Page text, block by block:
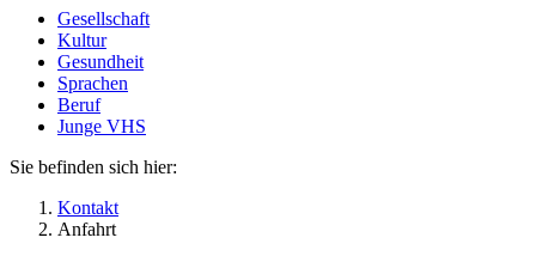
Gesellschaft
Kultur
Gesundheit
Sprachen
Beruf
Junge VHS
Sie befinden sich hier:
Kontakt
Anfahrt